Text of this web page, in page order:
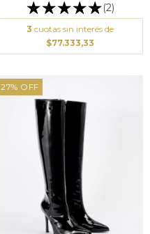
(2)
3 cuotas sin interés de
$77.333,33
27% OFF